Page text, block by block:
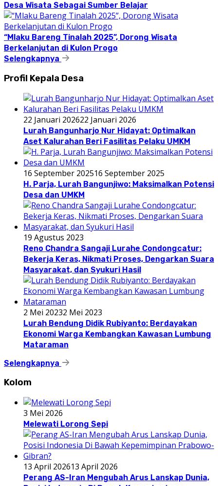
Desa Wisata Sebagai Sumber Belajar
“Mlaku Bareng Tinalah 2025”, Dorong Wisata
Berkelanjutan di Kulon Progo
Selengkapnya
Profil Kepala Desa
22 Januari 202622 Januari 2026
Lurah Bangunharjo Nur Hidayat: Optimalkan
Aset Kalurahan Beri Fasilitas Pelaku UMKM
16 September 202516 September 2025
H. Parja, Lurah Bangunjiwo: Maksimalkan Potensi
Desa dan UMKM
19 Agustus 2023
Reno Chandra Sangaji Lurahe Condongcatur:
Bekerja Keras, Nikmati Proses, Dengarkan Suara
Masyarakat, dan Syukuri Hasil
2 Mei 20232 Mei 2023
Lurah Bendung Didik Rubiyanto: Berdayakan
Ekonomi Warga Kembangkan Kawasan Lumbung
Mataraman
Selengkapnya
Kolom
3 Mei 2026
Melewati Lorong Sepi
13 April 202613 April 2026
Perang AS-Iran Mengubah Arus Lanskap Dunia,